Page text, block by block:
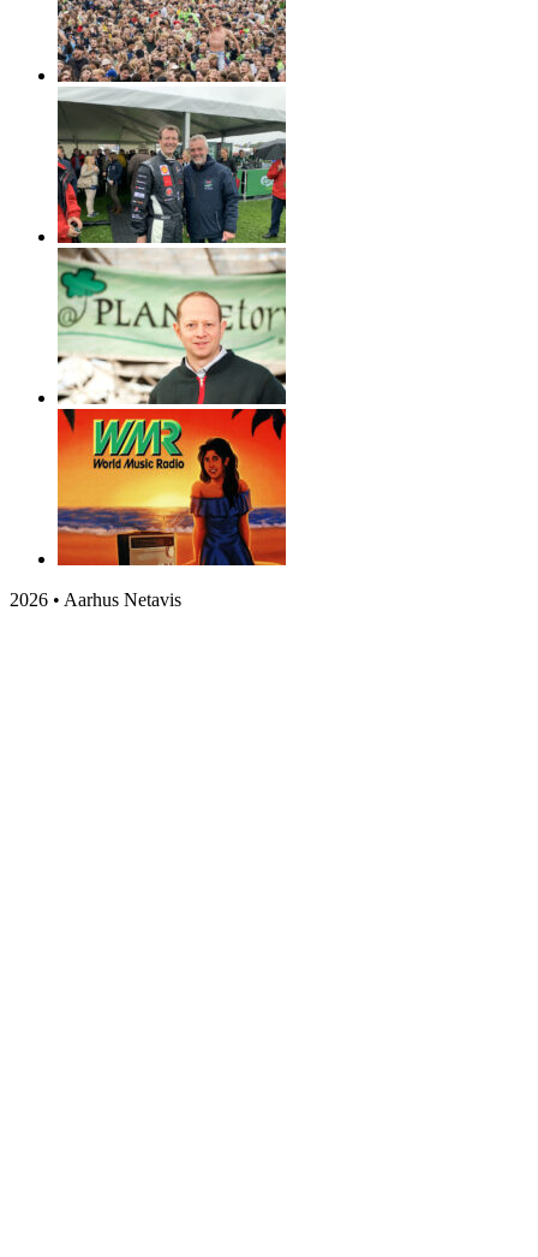
2026 • Aarhus Netavis